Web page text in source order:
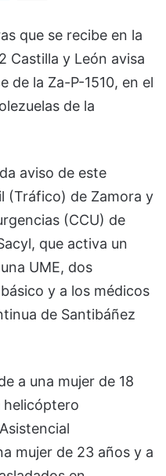
que se recibe en la
Castilla y León avisa
de la Za-P-1510, en el
de la
aviso de este
(Tráfico) de Zamora y
(CCU) de
que activa un
UME, dos
y a los médicos
de Santibáñez
a una mujer de 18
helicóptero
mujer de 23 años y a